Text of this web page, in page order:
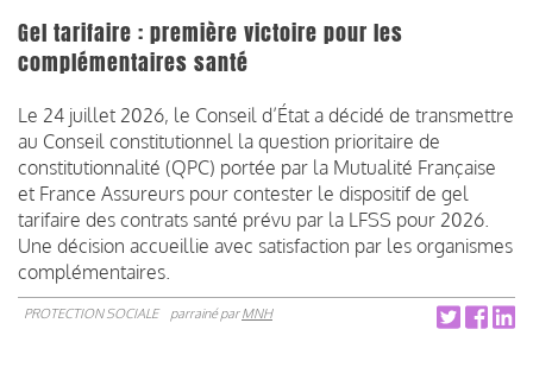
Gel tarifaire : première victoire pour les
complémentaires santé
Le 24 juillet 2026, le Conseil d’État a décidé de transmettre
au Conseil constitutionnel la question prioritaire de
constitutionnalité (QPC) portée par la Mutualité Française
et France Assureurs pour contester le dispositif de gel
tarifaire des contrats santé prévu par la LFSS pour 2026.
Une décision accueillie avec satisfaction par les organismes
complémentaires.
PROTECTION SOCIALE parrainé parMNH